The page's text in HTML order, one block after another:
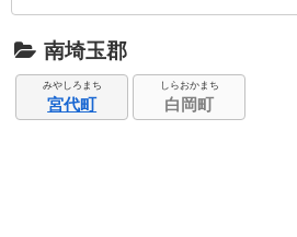
南埼玉郡
みやしろまち
宮代町
しらおかまち
白岡町